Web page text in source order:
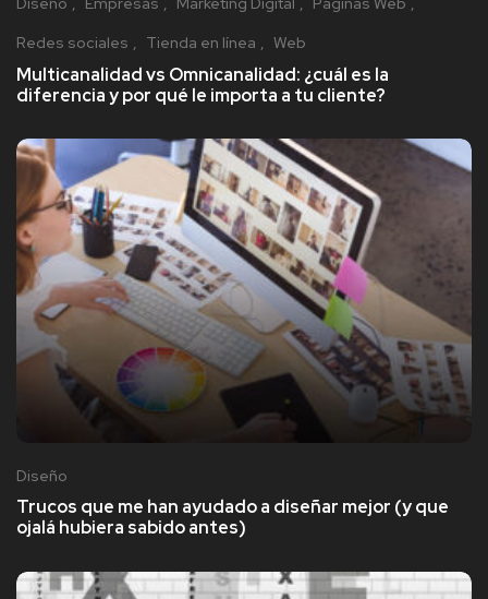
Redes sociales
Tienda en línea Web
Multicanalidad vs Omnicanalidad: ¿cuál es la
diferencia y por qué le importa a tu cliente?
Diseño
Trucos que me han ayudado a diseñar mejor (y que
ojalá hubiera sabido antes)